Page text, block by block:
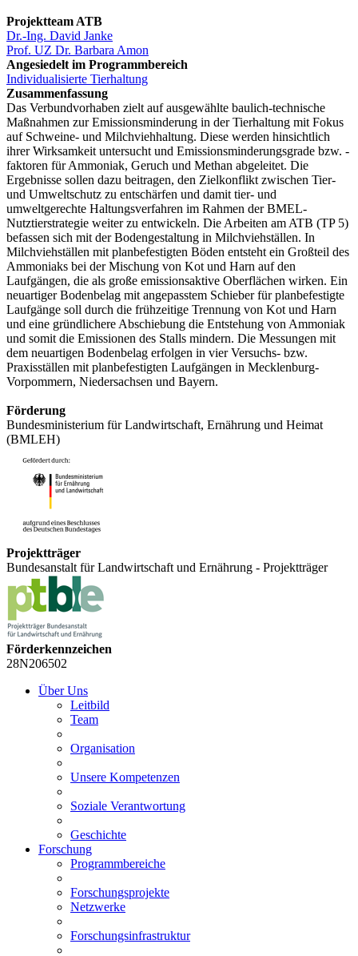
Projektteam ATB
Dr.-Ing. David Janke
Prof. UZ Dr. Barbara Amon
Angesiedelt im Programmbereich
Individualisierte Tierhaltung
Zusammenfassung
Das Verbundvorhaben zielt auf ausgewählte baulich-technische
Maßnahmen zur Emissionsminderung in der Tierhaltung mit Fokus
auf Schweine- und Milchviehhaltung. Diese werden hinsichtlich
ihrer Wirksamkeit untersucht und Emissionsminderungsgrade bzw. -
faktoren für Ammoniak, Geruch und Methan abgeleitet. Die
Ergebnisse sollen dazu beitragen, den Zielkonflikt zwischen Tier-
und Umweltschutz zu entschärfen und damit tier- und
umweltgerechte Haltungsverfahren im Rahmen der BMEL-
Nutztierstrategie weiter zu entwickeln. Die Arbeiten am ATB (TP 5)
befassen sich mit der Bodengestaltung in Milchviehställen. In
Milchviehställen mit planbefestigten Böden entsteht ein Großteil des
Ammoniaks bei der Mischung von Kot und Harn auf den
Laufgängen, die als große emissionsaktive Oberflächen wirken. Ein
neuartiger Bodenbelag mit angepasstem Schieber für planbefestigte
Laufgänge soll durch die frühzeitige Trennung von Kot und Harn
und eine gründlichere Abschiebung die Entstehung von Ammoniak
und somit die Emissionen des Stalls mindern. Die Messungen mit
dem neuartigen Bodenbelag erfolgen in vier Versuchs- bzw.
Praxisställen mit planbefestigten Laufgängen in Mecklenburg-
Vorpommern, Niedersachsen und Bayern.
Förderung
Bundesministerium für Landwirtschaft, Ernährung und Heimat
(BMLEH)
Projektträger
Bundesanstalt für Landwirtschaft und Ernährung - Projektträger
Förderkennzeichen
28N206502
Über Uns
Leitbild
Team
Organisation
Unsere Kompetenzen
Soziale Verantwortung
Geschichte
Forschung
Programmbereiche
Forschungsprojekte
Netzwerke
Forschungsinfrastruktur